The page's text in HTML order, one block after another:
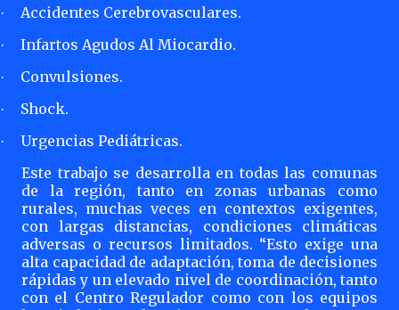
· Accidentes Cerebrovasculares.
· Infartos Agudos Al Miocardio.
· Convulsiones.
· Shock.
·
Urgencias Pediátricas.
Este trabajo se desarrolla en todas las comunas
de la región, tanto en zonas urbanas como
rurales, muchas veces en contextos exigentes,
con largas distancias, condiciones climáticas
adversas o recursos limitados. “Esto exige una
alta capacidad de adaptación, toma de decisiones
rápidas y un elevado nivel de coordinación, tanto
con el Centro Regulador como con los equipos